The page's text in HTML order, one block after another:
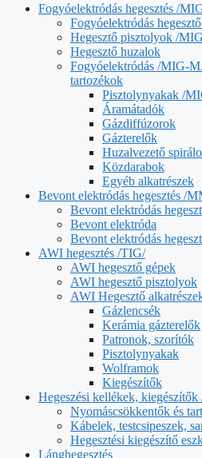
Fogyóelektródás hegesztés /
Fogyóelektródás
Hegesztő pisztolyok /
Hegesztő huzalok
Fogyóelektródás /MIG-
tartozékok
Pisztolynyakak /
Áramátadók
Gázdiffúzorok
Gázterelők
Huzalvezető
Közdarabok
Egyéb alkatrészek
Bevont elektródás hegesztés /
Bevont elektródás
Bevont elektróda
Bevont elektródás
AWI hegesztés /TIG/
AWI hegesztő gépek
AWI hegesztő pisztolyok
AWI Hegesztő
Gázlencsék
Kerámia gázterelők
Patronok, szorítók
Pisztolynyakak
Wolframok
Kiegészítők
Hegeszési kellékek,
Nyomáscsökkentők és
Kábelek, testcsipeszek,
Hegesztési kiegészítő
Lánghegesztés